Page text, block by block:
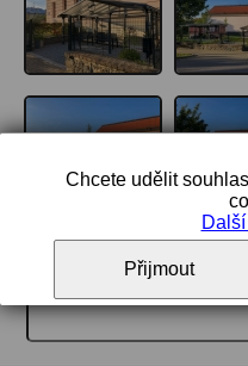
Vyhledávání:
Chcete udělit
Přijmout